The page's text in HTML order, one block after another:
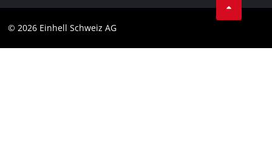
Testata
© 2026 Einhell Schweiz AG